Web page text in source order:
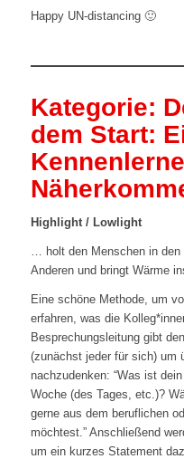
Happy UN-distancing 🙂
Kategorie:
dem Start:
Highlight / Lowlight
… holt den Menschen in
Anderen und bringt Wärme
Eine schöne Methode, um
erfahren, was die
Besprechungsleitung gibt
(zunächst jeder für sich) um
nachzudenken: “Was ist
Woche (des Tages, etc.)?
gerne aus dem beruflichen
möchtest.” Anschließend
um ein kurzes Statement